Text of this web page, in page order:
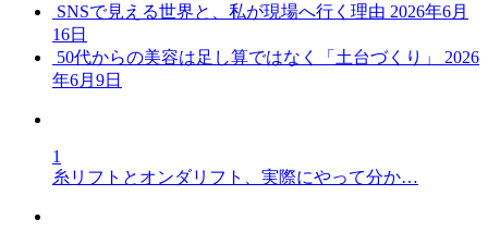
SNSで見える世界と、私が現場へ行く理由 2026年6月
16日
50代からの美容は足し算ではなく「土台づくり」
2026
年6月9日
1
糸リフトとオンダリフト、実際にやって分か…